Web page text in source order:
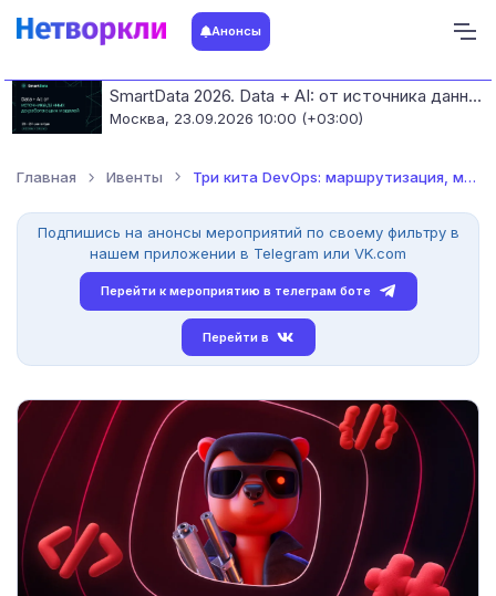
Анонсы
SmartData 2026. Data + AI: от источника данных до работающих моделей
Москва, 23.09.2026 10:00 (+03:00)
Главная Ивенты Три кита DevOps: маршрутизация, мониторинг и безопасность
Подпишись на анонсы мероприятий по своему фильтру в
нашем приложении в Telegram или VK.com
Перейти к мероприятию в телеграм боте
Перейти в